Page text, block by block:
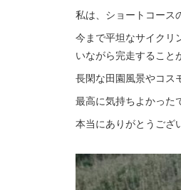
私は、ショートコース
今まで平坦なサイクリ
いながら完走すること
長閑な田園風景やコス
最高に気持ちよかった
本当にありがとうござ